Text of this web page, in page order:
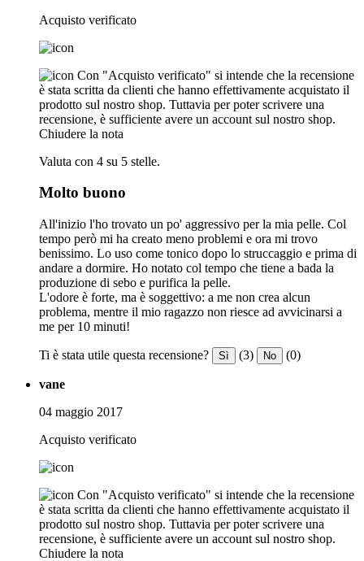
Acquisto verificato
Con "Acquisto verificato" si intende che la recensione
è stata scritta da clienti che hanno effettivamente acquistato il
prodotto sul nostro shop. Tuttavia per poter scrivere una
recensione, è sufficiente avere un account sul nostro shop.
Chiudere la nota
Valuta con 4 su 5 stelle.
Molto buono
All'inizio l'ho trovato un po' aggressivo per la mia pelle. Col
tempo però mi ha creato meno problemi e ora mi trovo
benissimo. Lo uso come tonico dopo lo struccaggio e prima di
andare a dormire. Ho notato col tempo che tiene a bada la
produzione di sebo e purifica la pelle.
L'odore è forte, ma è soggettivo: a me non crea alcun
problema, mentre il mio ragazzo non riesce ad avvicinarsi a
me per 10 minuti!
Ti è stata utile questa recensione? Sì (3) No (0)
vane
04 maggio 2017
Acquisto verificato
Con "Acquisto verificato" si intende che la recensione
è stata scritta da clienti che hanno effettivamente acquistato il
prodotto sul nostro shop. Tuttavia per poter scrivere una
recensione, è sufficiente avere un account sul nostro shop.
Chiudere la nota